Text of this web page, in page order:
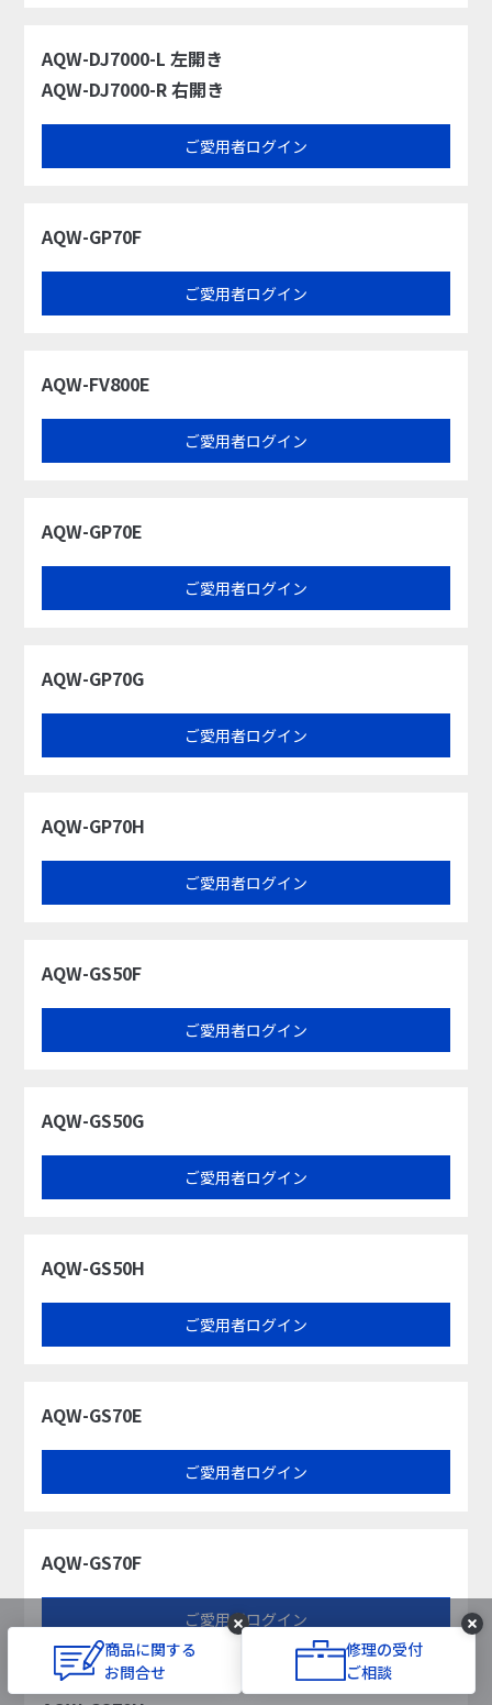
AQW-DJ7000-L 左開き
AQW-DJ7000-R 右開き
ご愛用者ログイン
AQW-GP70F
ご愛用者ログイン
AQW-FV800E
ご愛用者ログイン
AQW-GP70E
ご愛用者ログイン
AQW-GP70G
ご愛用者ログイン
AQW-GP70H
ご愛用者ログイン
AQW-GS50F
ご愛用者ログイン
AQW-GS50G
ご愛用者ログイン
AQW-GS50H
ご愛用者ログイン
AQW-GS70E
ご愛用者ログイン
AQW-GS70F
ご愛用者ログイン
商品に関する
お問合せ
修理の受付
ご相談